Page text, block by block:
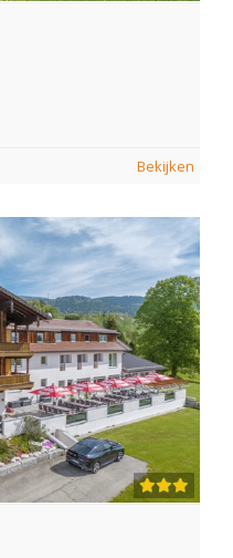
Bekijken